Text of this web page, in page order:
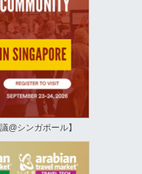
@シンガポール】